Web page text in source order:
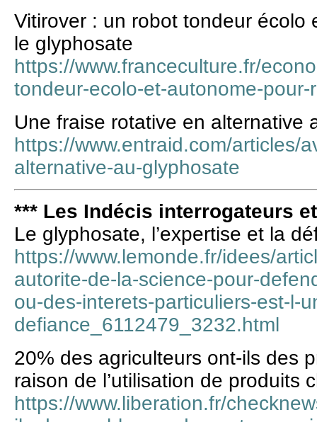
Vitirover : un robot tondeur écolo
le glyphosate
https://www.franceculture.fr/
tondeur-ecolo-et-autonome-
Une fraise rotative en alternative
https://www.entraid.com/articles/
alternative-au-glyphosate
*** Les Indécis interrogateurs
Le glyphosate, l’expertise et la
https://www.lemonde.fr/idees/
autorite-de-la-science-pour-
ou-des-interets-particuliers-est-l-
defiance_6112479_3232.html
20% des agriculteurs ont-ils des
raison de l’utilisation de produits
https://www.liberation.fr/